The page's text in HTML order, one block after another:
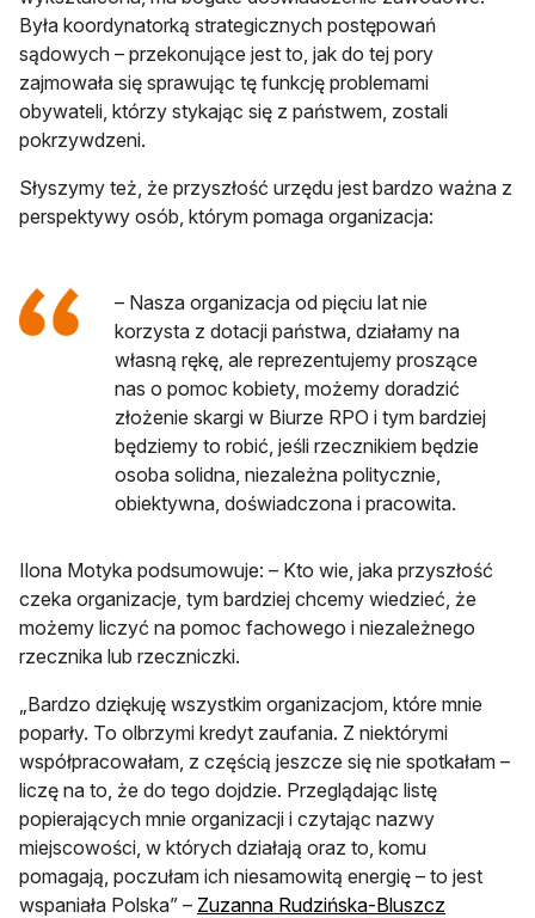
Była koordynatorką strategicznych postępowań
sądowych – przekonujące jest to, jak do tej pory
zajmowała się sprawując tę funkcję problemami
obywateli, którzy stykając się z państwem, zostali
pokrzywdzeni.
Słyszymy też, że przyszłość urzędu jest bardzo ważna z
perspektywy osób, którym pomaga organizacja:
– Nasza organizacja od pięciu lat nie
korzysta z dotacji państwa, działamy na
własną rękę, ale reprezentujemy proszące
nas o pomoc kobiety, możemy doradzić
złożenie skargi w Biurze RPO i tym bardziej
będziemy to robić, jeśli rzecznikiem będzie
osoba solidna, niezależna politycznie,
obiektywna, doświadczona i pracowita.
Ilona Motyka podsumowuje: – Kto wie, jaka przyszłość
czeka organizacje, tym bardziej chcemy wiedzieć, że
możemy liczyć na pomoc fachowego i niezależnego
rzecznika lub rzeczniczki.
„Bardzo dziękuję wszystkim organizacjom, które mnie
poparły. To olbrzymi kredyt zaufania. Z niektórymi
współpracowałam, z częścią jeszcze się nie spotkałam –
liczę na to, że do tego dojdzie. Przeglądając listę
popierających mnie organizacji i czytając nazwy
miejscowości, w których działają oraz to, komu
pomagają, poczułam ich niesamowitą energię – to jest
wspaniała Polska” – Zuzanna Rudzińska-Bluszcz